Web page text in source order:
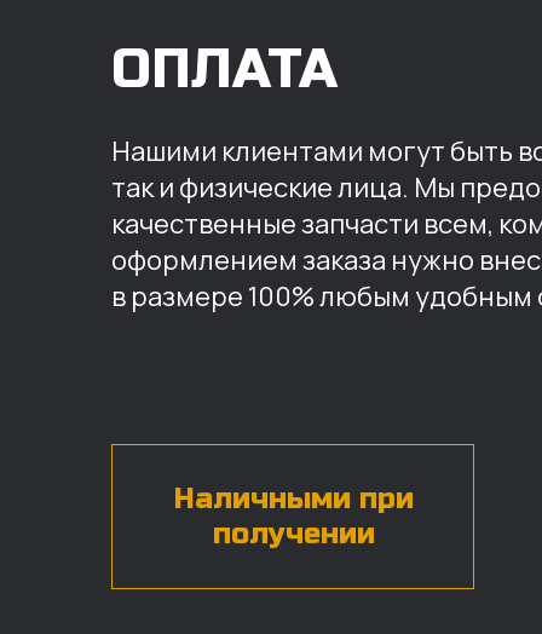
Наличными при
получении
ОПЛАТА
Нашими клиентами могут быть
так и физические лица. Мы
качественные запчасти всем,
оформлением заказа нужно
в размере 100% любым удобным